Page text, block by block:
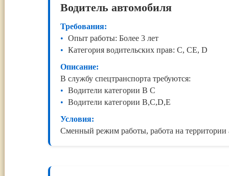
Водитель автомобиля
Требования:
Опыт работы: Более 3 лет
Категория водительских прав: C, CE, D
Описание:
В службу спецтранспорта требуются:
Водители категории В С
Водители категории В,С,D,E
Условия:
Сменный режим работы, работа на территории